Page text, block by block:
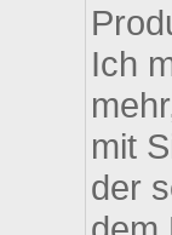
Ich
mit
der